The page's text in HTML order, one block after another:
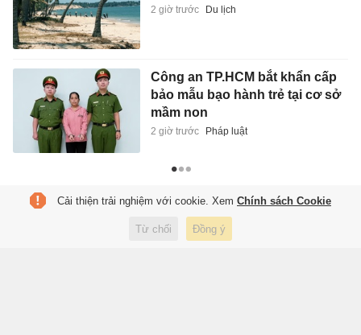
2 giờ trước Du lịch
Công an TP.HCM bắt khẩn cấp
bảo mẫu bạo hành trẻ tại cơ sở
mầm non
2 giờ trước Pháp luật
Tạp chí điện tử Tri Thức
Cải thiện trải nghiệm với cookie. Xem Chính sách Cookie
Từ chối Đồng ý